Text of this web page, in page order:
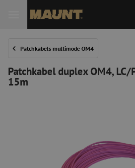
Patchkabels multimode OM4
Patchkabel duplex OM4, LC/
15m